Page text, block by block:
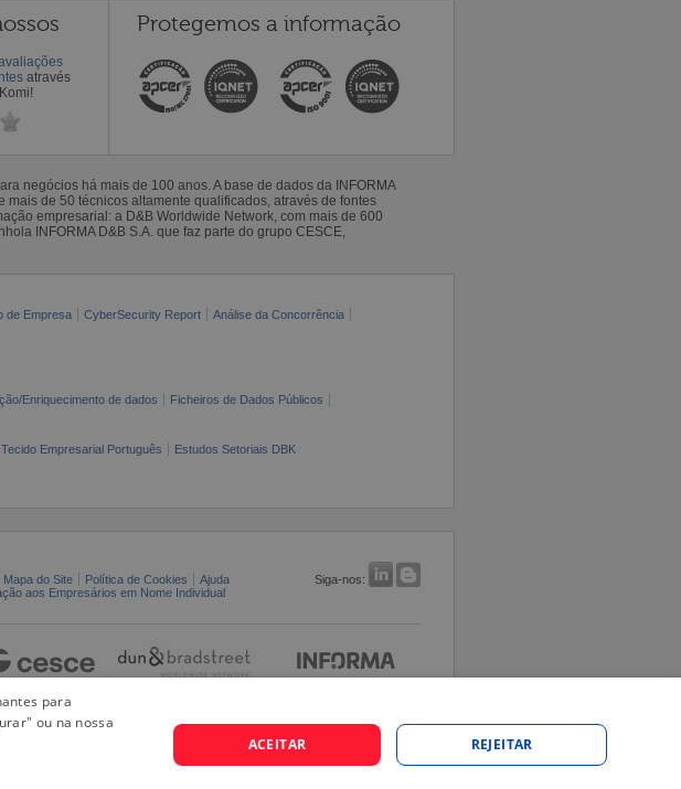
através
Protegemos a informação
negócios há mais de 100 anos. A base de dados da INFORMA
de 50 técnicos altamente qualificados, através de fontes
empresarial: a D&B Worldwide Network, com mais de 600
INFORMA D&B S.A. que faz parte do grupo CESCE,
de Empresa CyberSecurity Report
Análise da Concorrência
Enriquecimento de dados
Ficheiros de Dados Públicos
Empresarial Português Estudos Setoriais DBK
Mapa do Site Política de Cookies Ajuda
Siga-nos:
aos Empresários em Nome Individual
para
ou na nossa
ACEITAR REJEITAR